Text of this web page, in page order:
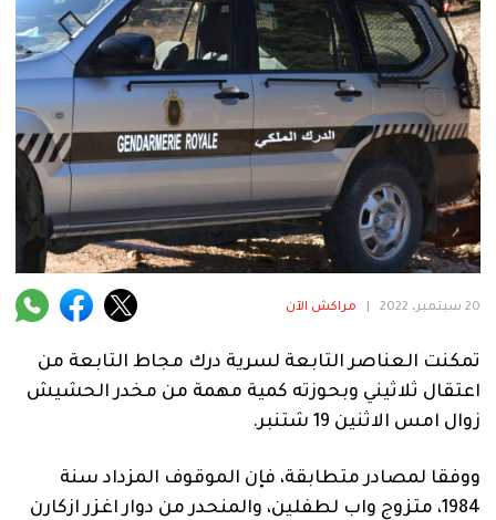
دولية
المرأة
فنية
منوعة
آراء
20 سبتمبر، 2022 مراكش الآن
تمكنت العناصر التابعة لسرية درك مجاط التابعة من
اعتقال ثلاثيني وبحوزته كمية مهمة من مخدر الحشيش
زوال امس الاثنين 19 شتنبر.
ووفقا لمصادر متطابقة، فإن الموقوف المزداد سنة
1984، متزوج واب لطفلين، والمنحدر من دوار اغزر ازكارن